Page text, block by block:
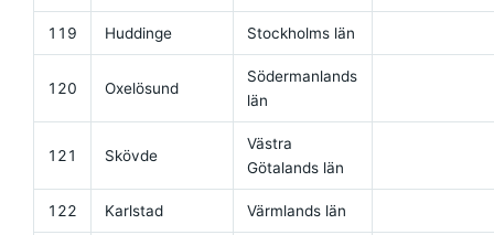
119 Huddinge Stockholms län
120 Oxelösund
Södermanlands
län
121 Skövde
Västra
Götalands län
122 Karlstad Värmlands län